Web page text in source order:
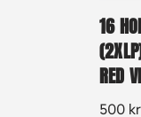
16
RED
500 kr